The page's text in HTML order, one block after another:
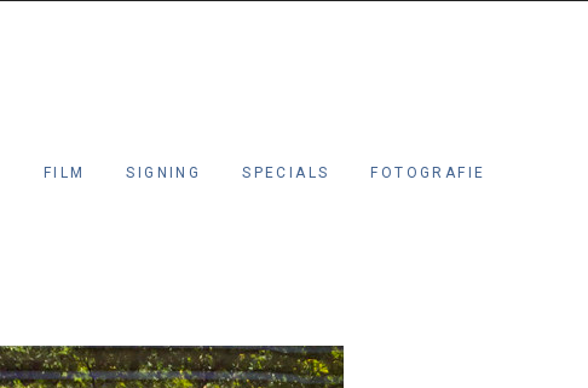
FILM SIGNING SPECIALS FOTOGRAFIE